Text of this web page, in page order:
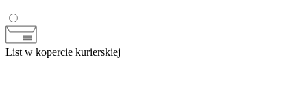
List w kopercie kurierskiej